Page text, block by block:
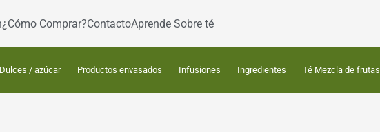
¿Cómo Comprar?ContactoAprende Sobre té
Dulces / azúcar Productos envasados Infusiones Ingredientes Té Mezcla de frutas